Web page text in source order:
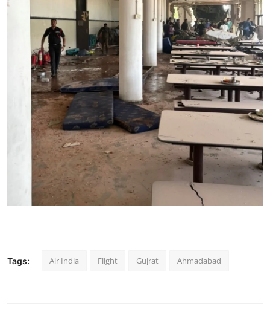
Tags: Air India Flight Gujrat Ahmadabad